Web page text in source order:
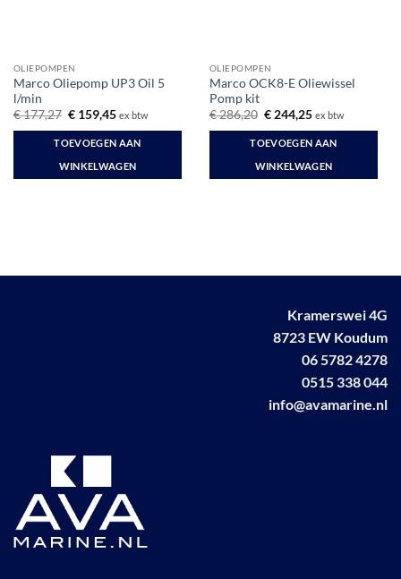
OLIEPOMPEN
Marco Oliepomp UP3 Oil 5
l/min
€177,27 Oorspronkelijke
was:
€ 177,27.
€159,45Huidige
is:
€ 159,45.
ex btw
TOEVOEGEN AAN
WINKELWAGEN
OLIEPOMPEN
Marco OCK8-E Oliewissel
Pomp kit
€286,20 Oorspronkelijke
was:
€ 286,20.
€244,25Huidige
is:
€ 244,25.
ex btw
TOEVOEGEN AAN
WINKELWAGEN
Kramerswei 4G
8723 EW Koudum
06 5782 4278
0515 338 044
info@avamarine.nl